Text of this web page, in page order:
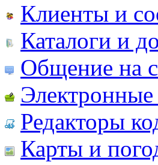
Клиенты и
Каталоги и
Общение на
Редакторы
Карты и